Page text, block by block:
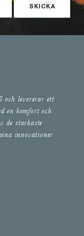
SKICKA
och levererar ett
en komfort och
de starkaste
innovationer